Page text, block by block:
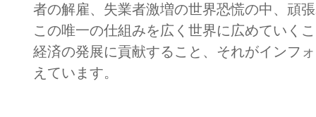
者の解雇、失業者激増の世界恐慌の中、頑
この唯一の仕組みを広く世界に広めていく
経済の発展に貢献すること、それがインフ
えています。